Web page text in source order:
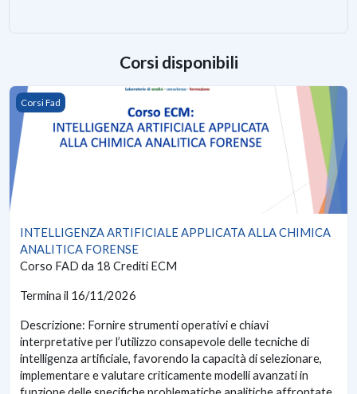
Corsi disponibili
INTELLIGENZA ARTIFICIALE APPLICATA ALLA CHIMICA
Corsi Fad
INTELLIGENZA ARTIFICIALE APPLICATA ALLA CHIMICA
ANALITICA FORENSE
Corso FAD da 18 Crediti ECM
Termina il 16/11/2026
Descrizione: Fornire strumenti operativi e chiavi
interpretative per l’utilizzo consapevole delle tecniche di
intelligenza artificiale, favorendo la capacità di selezionare,
implementare e valutare criticamente modelli avanzati in